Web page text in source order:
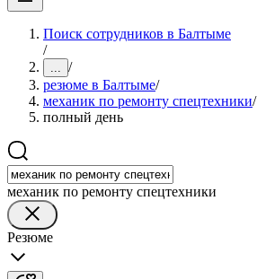
Поиск сотрудников в Балтыме
/
... /
резюме в Балтыме/
механик по ремонту спецтехники/
полный день
механик по ремонту спецтехники
Резюме